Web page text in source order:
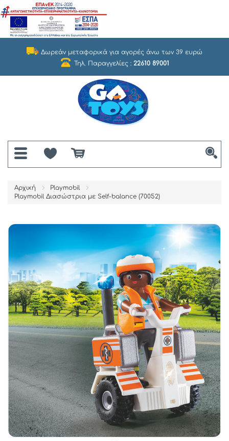
Δωρεάν μεταφορικά για αγορές άνω των 39 ευρώ
Τηλ. Παραγγελίες : 22610 89001
Αρχική
Playmobil
Playmobil Διασώστρια με Self-balance (70052)